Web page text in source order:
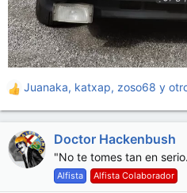
R
e
a
c
c
Juanaka, katxap, zoso68 y
Doctor Hackenbush
"No te tomes tan en
Alfista Alfista Colaborador